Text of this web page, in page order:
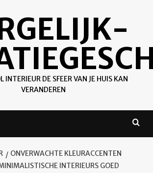
INTERIEUR DE SFEER VAN JE HUIS KAN
VERANDEREN
ONVERWACHTE KLEURACCENTEN
INTERIEURS GOED